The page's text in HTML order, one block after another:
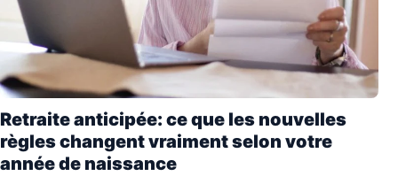
Retraite anticipée: ce que les nouvelles
règles changent vraiment selon votre
année de naissance